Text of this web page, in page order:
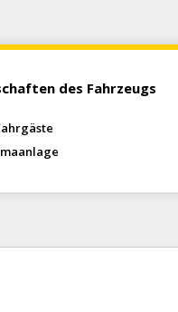
des Fahrzeugs